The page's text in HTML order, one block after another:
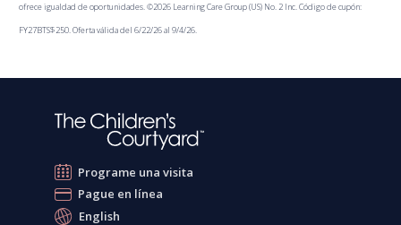
ofrece igualdad de oportunidades. ©2026 Learning Care Group (US) No. 2 Inc. Código de cupón:
FY27BTS$250. Oferta válida del 6/22/26 al 9/4/26.
Programe una visita
Pague en línea
English